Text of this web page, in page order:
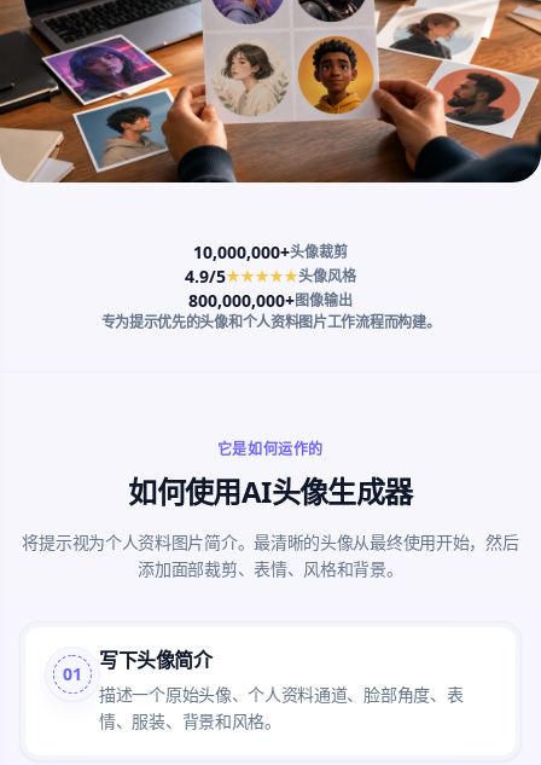
10,000,000+头像裁剪
4.9/5★★★★★头像风格
800,000,000+图像输出
专为提示优先的头像和个人资料图片工作流程而构建。
它是如何运作的
如何使用AI头像生成器
将提示视为个人资料图片简介。最清晰的头像从最终使用开始，然后
添加面部裁剪、表情、风格和背景。
01
写下头像简介
描述一个原始头像、个人资料通道、脸部角度、表
情、服装、背景和风格。